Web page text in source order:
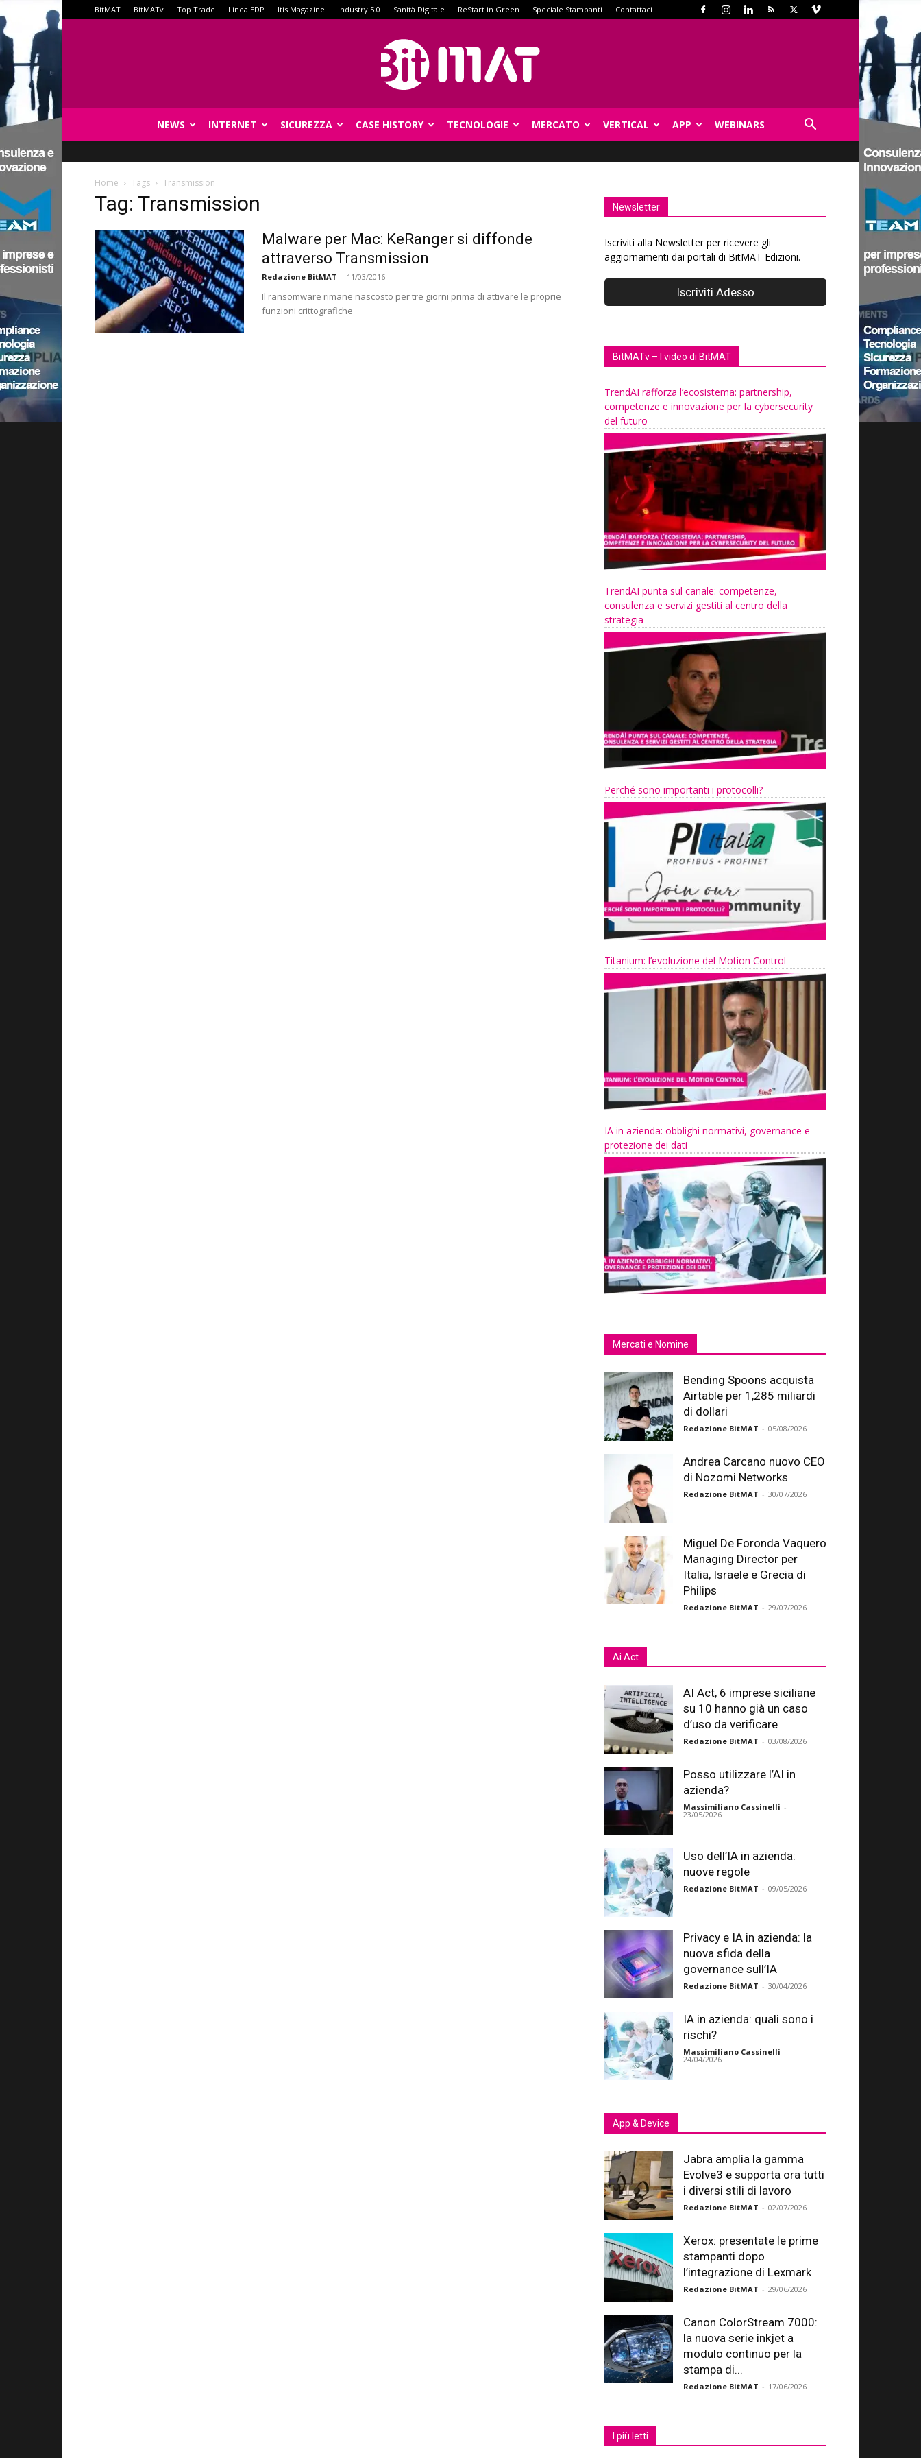
BitMAT BitMATv Top Trade Linea EDP Itis Magazine Industry 5.0 Sanità Digitale ReStart in Green Speciale Stampanti Contattaci
NEWS INTERNET SICUREZZA CASE HISTORY TECNOLOGIE MERCATO VERTICAL APP WEBINARS
Home Tags Transmission
Tag: Transmission
Malware per Mac: KeRanger si diffonde
attraverso Transmission
Redazione BitMAT - 11/03/2016
Il ransomware rimane nascosto per tre giorni prima di attivare le proprie
funzioni crittografiche
Newsletter
Iscriviti alla Newsletter per ricevere gli
aggiornamenti dai portali di BitMAT Edizioni.
BitMATv – I video di BitMAT
TrendAI rafforza l’ecosistema: partnership,
competenze e innovazione per la cybersecurity
del futuro
TrendAI punta sul canale: competenze,
consulenza e servizi gestiti al centro della
strategia
Perché sono importanti i protocolli?
Titanium: l’evoluzione del Motion Control
IA in azienda: obblighi normativi, governance e
protezione dei dati
Mercati e Nomine
Bending Spoons acquista
Airtable per 1,285 miliardi
di dollari
Redazione BitMAT - 05/08/2026
Andrea Carcano nuovo CEO
di Nozomi Networks
Redazione BitMAT - 30/07/2026
Miguel De Foronda Vaquero
Managing Director per
Italia, Israele e Grecia di
Philips
Redazione BitMAT - 29/07/2026
Ai Act
AI Act, 6 imprese siciliane
su 10 hanno già un caso
d’uso da verificare
Redazione BitMAT - 03/08/2026
Posso utilizzare l’AI in
azienda?
Massimiliano Cassinelli -
23/05/2026
Uso dell’IA in azienda:
nuove regole
Redazione BitMAT - 09/05/2026
Privacy e IA in azienda: la
nuova sfida della
governance sull’IA
Redazione BitMAT - 30/04/2026
IA in azienda: quali sono i
rischi?
Massimiliano Cassinelli -
24/04/2026
App & Device
Jabra amplia la gamma
Evolve3 e supporta ora tutti
i diversi stili di lavoro
Redazione BitMAT - 02/07/2026
Xerox: presentate le prime
stampanti dopo
l’integrazione di Lexmark
Redazione BitMAT - 29/06/2026
Canon ColorStream 7000:
la nuova serie inkjet a
modulo continuo per la
stampa di...
Redazione BitMAT - 17/06/2026
I più letti